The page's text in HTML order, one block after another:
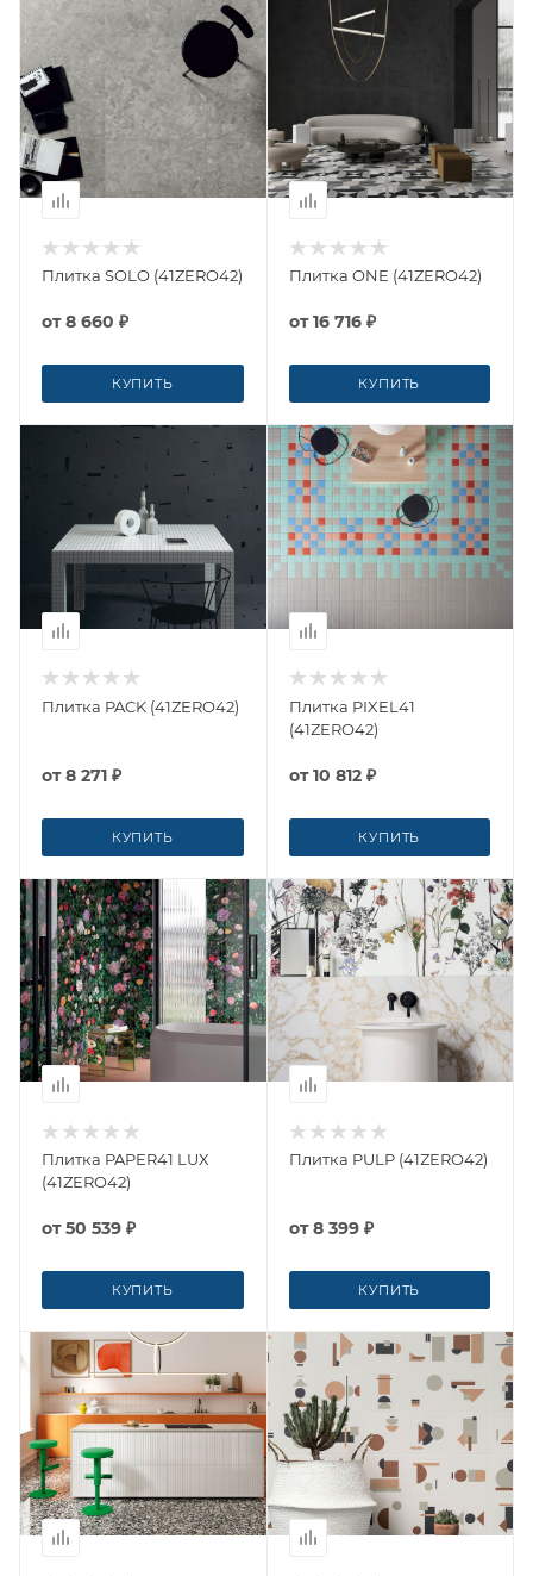
Плитка SOLO (41ZERO42)
от8 660 ₽
КУПИТЬ
Плитка ONE (41ZERO42)
от16 716 ₽
КУПИТЬ
Плитка PACK (41ZERO42)
от8 271 ₽
КУПИТЬ
Плитка PIXEL41
(41ZERO42)
от10 812 ₽
КУПИТЬ
Плитка PAPER41 LUX
(41ZERO42)
от50 539 ₽
КУПИТЬ
Плитка PULP (41ZERO42)
от8 399 ₽
КУПИТЬ